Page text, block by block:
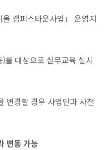
캠퍼스타운사업」 운영지
를 대상으로 실무교육 실시
변경할 경우 사업단과 사전
변동 가능